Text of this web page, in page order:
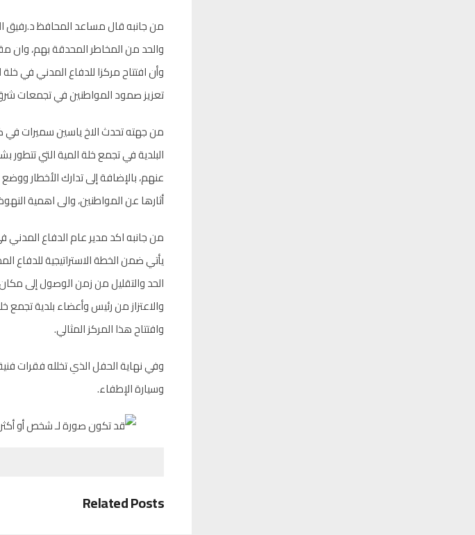
من جانبه قال مساعد المحافظ د.رفيق
والحد من المخاطر المحدقة بهم،
وأن افتتاح مركزا للدفاع المدني في
تعزيز صمود المواطنين في تجمعات شرق
من جهته تحدث الاخ ياسين سميرات في
البلدية في تجمع خلة المية التي
عنهم، بالإضافة إلى تدارك الأخطار
أثارها عن المواطنين، والى اهمية
من جانبه اكد مدير عام الدفاع المدني
يأتي ضمن الخطة الاستراتيجية للدفاع
الحد والتقليل من زمن الوصول إلى
والاعتزاز من رئيس وأعضاء بلدية تجمع
وافتتاح هذا المركز المثالي.
وفي نهاية الحفل الذي تخلله فقرات فنية
وسيارة الإطفاء.
Related Posts